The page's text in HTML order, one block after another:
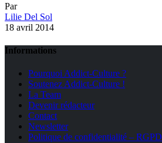
Par
Lilie Del Sol
18 avril 2014
Informations
Pourquoi Addict-Culture ?
Soutenez Addict-Culture !
La Team
Devenir rédacteur
Contact
Newsletter
Politique de confidentialité – RGPD